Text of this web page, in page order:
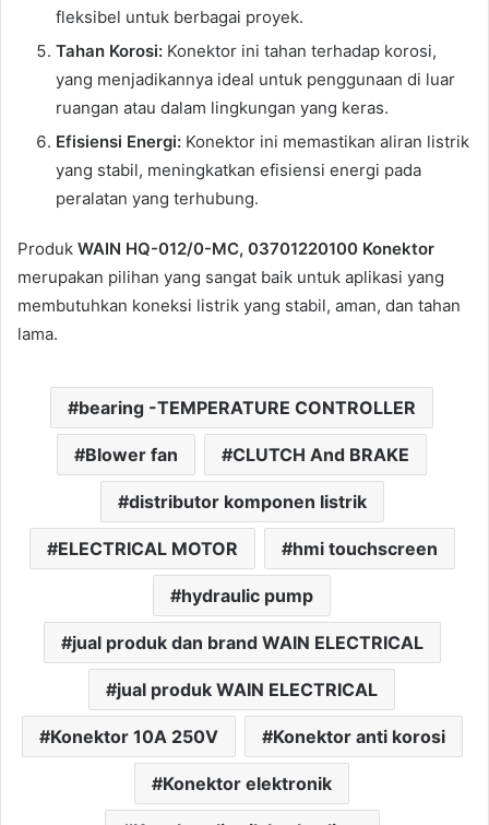
fleksibel untuk berbagai proyek.
Tahan Korosi: Konektor ini tahan terhadap korosi,
yang menjadikannya ideal untuk penggunaan di luar
ruangan atau dalam lingkungan yang keras.
Efisiensi Energi: Konektor ini memastikan aliran listrik
yang stabil, meningkatkan efisiensi energi pada
peralatan yang terhubung.
Produk WAIN HQ-012/0-MC, 03701220100 Konektor
merupakan pilihan yang sangat baik untuk aplikasi yang
membutuhkan koneksi listrik yang stabil, aman, dan tahan
lama.
bearing -TEMPERATURE CONTROLLER
Blower fan CLUTCH And BRAKE
distributor komponen listrik
ELECTRICAL MOTOR hmi touchscreen
hydraulic pump
jual produk dan brand WAIN ELECTRICAL
jual produk WAIN ELECTRICAL
Konektor 10A 250V Konektor anti korosi
Konektor elektronik